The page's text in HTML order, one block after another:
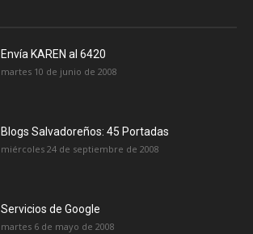
Envía KAREN al 6420
martes 10 de junio de 2008
Blogs Salvadoreños: 45 Portadas
miércoles 24 de septiembre de 2008
Servicios de Google
martes 6 de mayo de 2008